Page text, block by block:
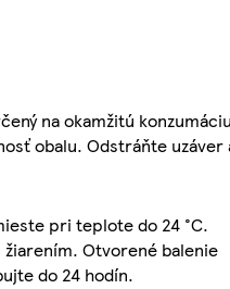
na okamžitú
obalu. Odstráňte uzáver
pri teplote do 24 °C.
Otvorené balenie
do 24 hodín.